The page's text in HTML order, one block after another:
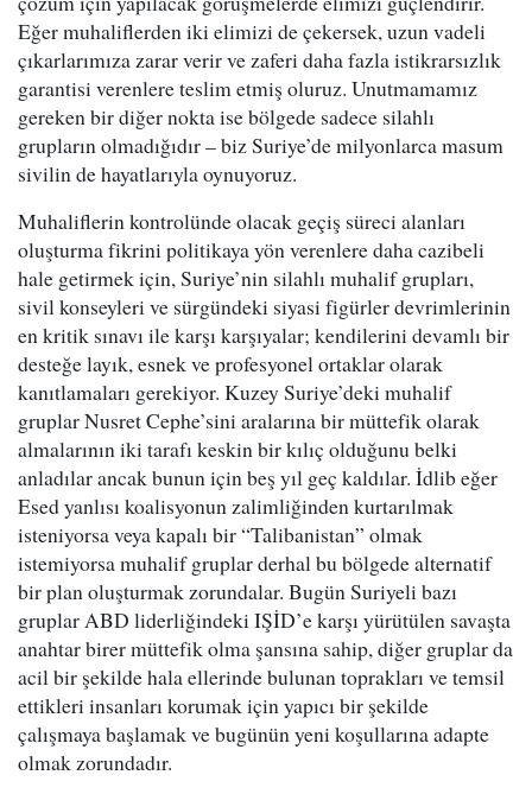
Eğer muhaliflerden iki elimizi de çekersek, uzun vadeli
çıkarlarımıza zarar verir ve zaferi daha fazla istikrarsızlık
garantisi verenlere teslim etmiş oluruz. Unutmamamız
gereken bir diğer nokta ise bölgede sadece silahlı
grupların olmadığıdır – biz Suriye’de milyonlarca masum
sivilin de hayatlarıyla oynuyoruz.
Muhaliflerin kontrolünde olacak geçiş süreci alanları
oluşturma fikrini politikaya yön verenlere daha cazibeli
hale getirmek için, Suriye’nin silahlı muhalif grupları,
sivil konseyleri ve sürgündeki siyasi figürler devrimlerinin
en kritik sınavı ile karşı karşıyalar; kendilerini devamlı bir
desteğe layık, esnek ve profesyonel ortaklar olarak
kanıtlamaları gerekiyor. Kuzey Suriye’deki muhalif
gruplar Nusret Cephe’sini aralarına bir müttefik olarak
almalarının iki tarafı keskin bir kılıç olduğunu belki
anladılar ancak bunun için beş yıl geç kaldılar. İdlib eğer
Esed yanlısı koalisyonun zalimliğinden kurtarılmak
isteniyorsa veya kapalı bir “Talibanistan” olmak
istemiyorsa muhalif gruplar derhal bu bölgede alternatif
bir plan oluşturmak zorundalar. Bugün Suriyeli bazı
gruplar ABD liderliğindeki IŞİD’e karşı yürütülen savaşta
anahtar birer müttefik olma şansına sahip, diğer gruplar da
acil bir şekilde hala ellerinde bulunan toprakları ve temsil
ettikleri insanları korumak için yapıcı bir şekilde
çalışmaya başlamak ve bugünün yeni koşullarına adapte
olmak zorundadır.